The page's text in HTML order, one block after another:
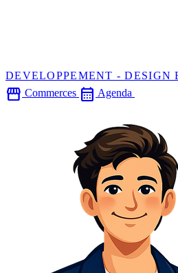
DEVELOPPEMENT - DESIGN
storefront Commerces calendar_month Agenda